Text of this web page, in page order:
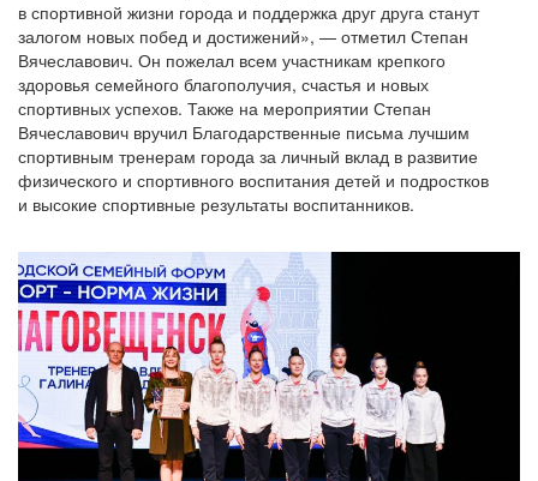
в спортивной жизни города и поддержка друг друга станут
залогом новых побед и достижений», — отметил Степан
Вячеславович. Он пожелал всем участникам крепкого
здоровья семейного благополучия, счастья и новых
спортивных успехов. Также на мероприятии Степан
Вячеславович вручил Благодарственные письма лучшим
спортивным тренерам города за личный вклад в развитие
физического и спортивного воспитания детей и подростков
и высокие спортивные результаты воспитанников.